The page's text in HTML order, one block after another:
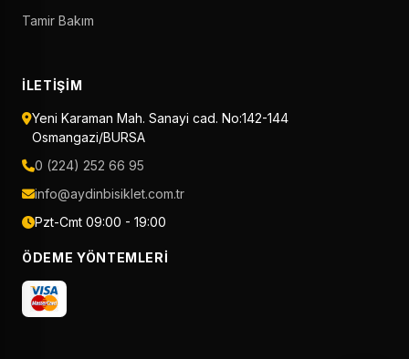
Tamir Bakım
İLETIŞIM
Yeni Karaman Mah. Sanayi cad. No:142-144
Osmangazi/BURSA
0 (224) 252 66 95
info@aydinbisiklet.com.tr
Pzt-Cmt 09:00 - 19:00
ÖDEME YÖNTEMLERI